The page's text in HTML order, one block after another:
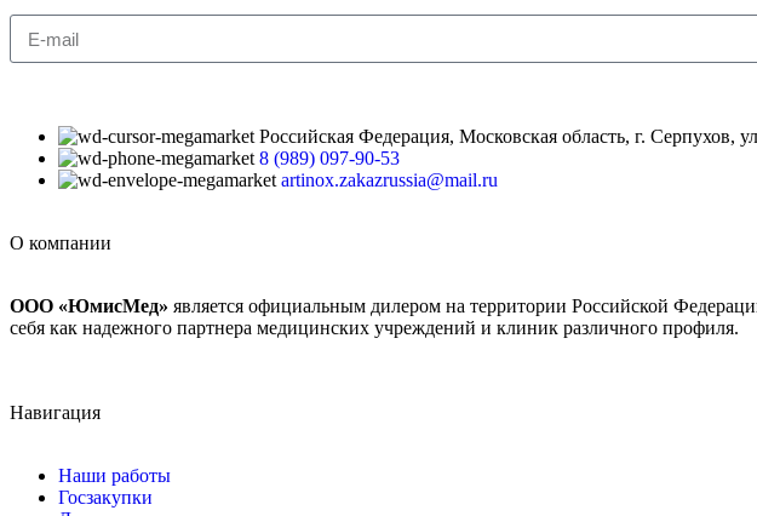
Российская Федерация, Московская область, г. Серпухов,
8 (989) 097-90-53
artinox.zakazrussia@mail.ru
О компании
ООО «ЮмисМед» является официальным дилером на территории Российской
себя как надежного партнера медицинских учреждений и клиник различного профиля.
Навигация
Наши работы
Госзакупки